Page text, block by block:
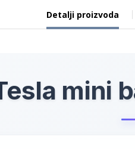
Detalji proizvoda
mini